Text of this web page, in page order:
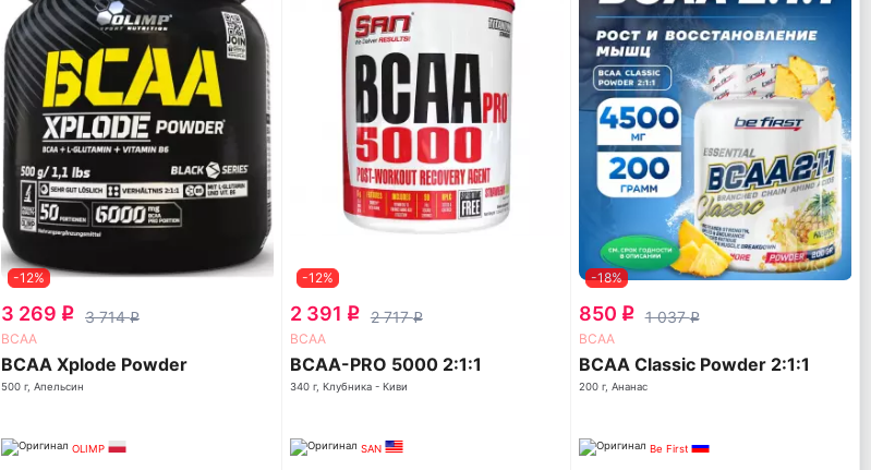
-12%
3 269 q 3 714q
ВСАА
BCAA Xplode Powder
500 г, Апельсин
OLIMP
-12%
2 391 q 2 717q
ВСАА
BCAA-PRO 5000 2:1:1
340 г, Клубника - Киви
SAN
-18%
850 q 1 037q
ВСАА
BCAA Classic Powder 2:1:1
200 г, Ананас
Be First